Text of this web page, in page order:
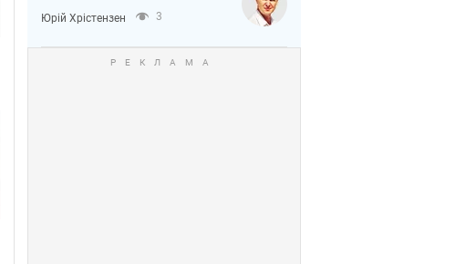
Юрій Хрістензен 3